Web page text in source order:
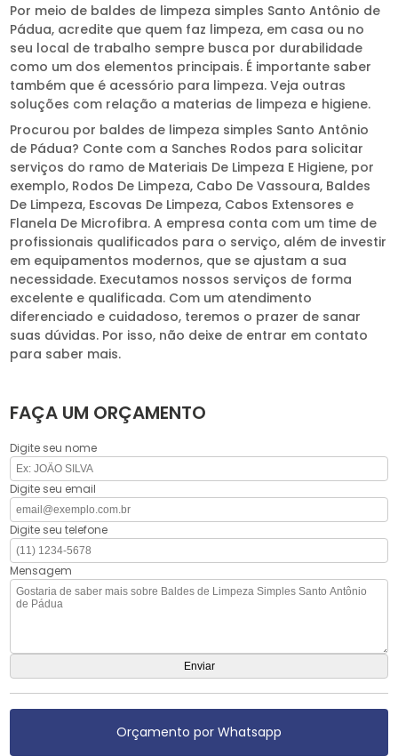
Por meio de baldes de limpeza simples Santo Antônio de
Pádua, acredite que quem faz limpeza, em casa ou no
seu local de trabalho sempre busca por durabilidade
como um dos elementos principais. É importante saber
também que é acessório para limpeza. Veja outras
soluções com relação a materias de limpeza e higiene.
Procurou por baldes de limpeza simples Santo Antônio
de Pádua? Conte com a Sanches Rodos para solicitar
serviços do ramo de Materiais De Limpeza E Higiene, por
exemplo, Rodos De Limpeza, Cabo De Vassoura, Baldes
De Limpeza, Escovas De Limpeza, Cabos Extensores e
Flanela De Microfibra. A empresa conta com um time de
profissionais qualificados para o serviço, além de investir
em equipamentos modernos, que se ajustam a sua
necessidade. Executamos nossos serviços de forma
excelente e qualificada. Com um atendimento
diferenciado e cuidadoso, teremos o prazer de sanar
suas dúvidas. Por isso, não deixe de entrar em contato
para saber mais.
FAÇA UM ORÇAMENTO
Digite seu nome
Digite seu email
Digite seu telefone
Mensagem
Orçamento por Whatsapp